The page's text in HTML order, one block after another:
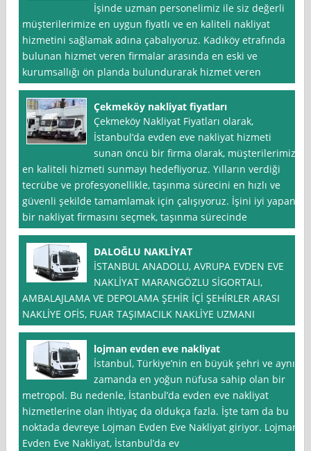
İşinde uzman personelimiz ile siz değerli
müşterilerimize en uygun fiyatlı ve en kaliteli nakliyat
hizmetini sağlamak adına çabalıyoruz. Kadıköy etrafında
bulunan hizmet veren firmalar arasında en eski ve
kurumsallığı ön planda bulundurarak hizmet veren
Çekmeköy nakliyat fiyatları
Çekmeköy Nakliyat Fiyatları olarak,
İstanbul‘da evden eve nakliyat hizmeti
sunan öncü bir firma olarak, müşterilerimize
en kaliteli hizmeti sunmayı hedefliyoruz. Yılların verdiği
tecrübe ve profesyonellikle, taşınma sürecini en hızlı ve
güvenli şekilde tamamlamak için çalışıyoruz. İşini iyi yapan
bir nakliyat firmasını seçmek, taşınma sürecinde
DALOĞLU NAKLİYAT
İSTANBUL ANADOLU, AVRUPA EVDEN EVE
NAKLİYAT MARANGÖZLU SİGORTALI,
AMBALAJLAMA VE DEPOLAMA ŞEHİR İÇİ ŞEHİRLER ARASI
NAKLİYE OFİS, FUAR TAŞIMACILK NAKLİYE UZMANI
lojman evden eve nakliyat
İstanbul, Türkiye’nin en büyük şehri ve aynı
zamanda en yoğun nüfusa sahip olan bir
metropol. Bu nedenle, İstanbul’da evden eve nakliyat
hizmetlerine olan ihtiyaç da oldukça fazla. İşte tam da bu
noktada devreye Lojman Evden Eve Nakliyat giriyor. Lojman
Evden Eve Nakliyat, İstanbul’da ev